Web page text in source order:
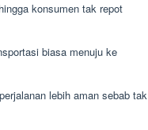
konsumen tak repot
biasa menuju ke
lebih aman sebab tak